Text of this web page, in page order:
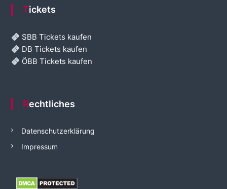
Tickets
SBB Tickets kaufen
DB Tickets kaufen
ÖBB Tickets kaufen
Rechtliches
Datenschutzerklärung
Impressum